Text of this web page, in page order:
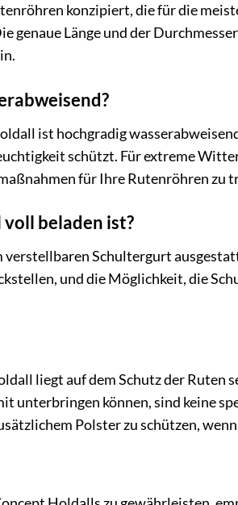
konzipiert, die für die
genaue Länge und der
ist hochgradig
schützt. Für extreme
für Ihre Rutenröhren zu
beladen ist?
Schultergurt
und die Möglichkeit, die
liegt auf dem Schutz der Ruten
unterbringen können, sind keine
Polster zu schützen,